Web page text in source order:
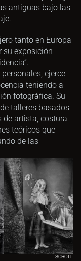
antiguas bajo las
tanto en Europa
su exposición
ejerce
teniendo a
fotográfica. Su
talleres basados
artista, costura
teóricos que
de las
SCROLL